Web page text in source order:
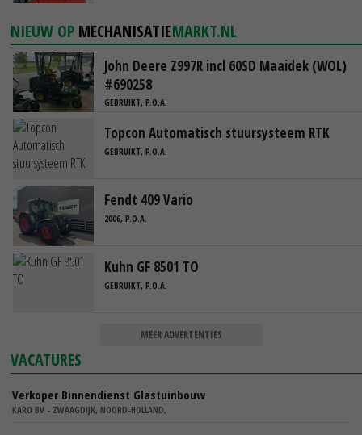
NIEUW OP MECHANISATIEMARKT.NL
John Deere Z997R incl 60SD Maaidek (WOL)
#690258
GEBRUIKT, P.O.A.
Topcon Automatisch stuursysteem RTK
GEBRUIKT, P.O.A.
Fendt 409 Vario
2006, P.O.A.
Kuhn GF 8501 TO
GEBRUIKT, P.O.A.
MEER ADVERTENTIES
VACATURES
Verkoper Binnendienst Glastuinbouw
KARO BV - ZWAAGDIJK, NOORD-HOLLAND,